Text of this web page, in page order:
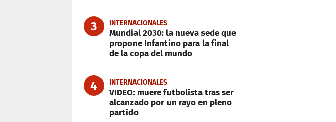
3 INTERNACIONALES
Mundial 2030: la nueva sede que
propone Infantino para la final
de la copa del mundo
4 INTERNACIONALES
VIDEO: muere futbolista tras ser
alcanzado por un rayo en pleno
partido